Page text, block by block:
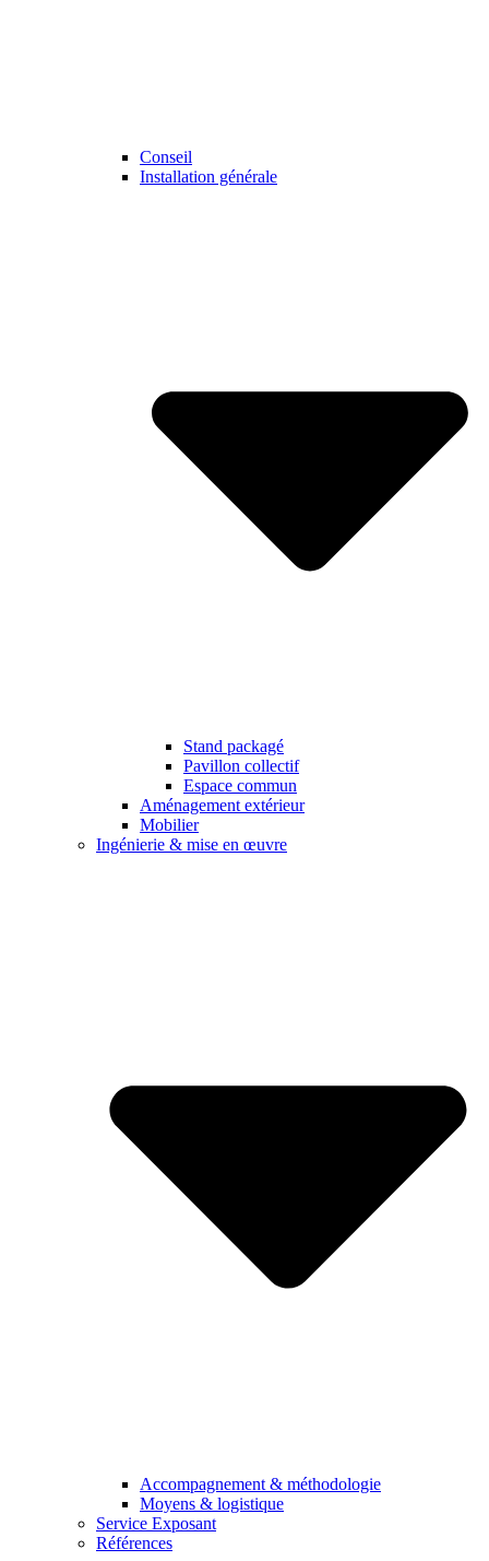
Conseil
Installation générale
Stand packagé
Pavillon collectif
Espace commun
Aménagement extérieur
Mobilier
Ingénierie & mise en œuvre
Accompagnement & méthodologie
Moyens & logistique
Service Exposant
Références